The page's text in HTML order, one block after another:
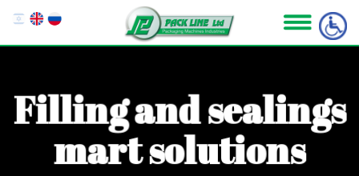
Fillingandsealings
martsolutions